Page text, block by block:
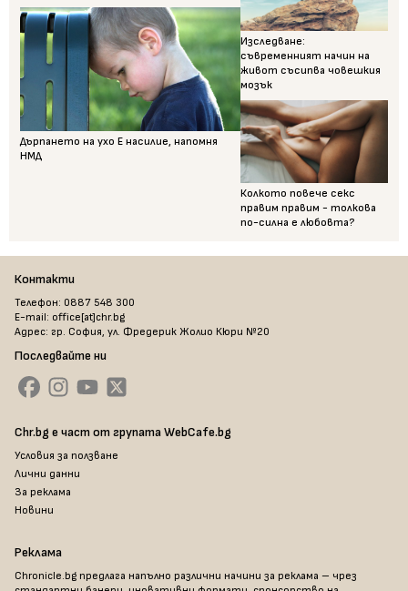
Дърпането на ухо Е насилие, напомня
НМД
Изследване:
съвременният начин на
живот съсипва човешкия
мозък
Колкото повече секс
правим правим - толкова
по-силна е любовта?
Контакти
Телефон: 0887 548 300
E-mail: office[at]chr.bg
Адрес: гр. София, ул. Фредерик Жолио Кюри №20
Последвайте ни
Chr.bg е част от групата WebCafe.bg
Условия за ползване
Лични данни
За реклама
Новини
Реклама
Chronicle.bg предлага напълно различни начини за реклама – чрез